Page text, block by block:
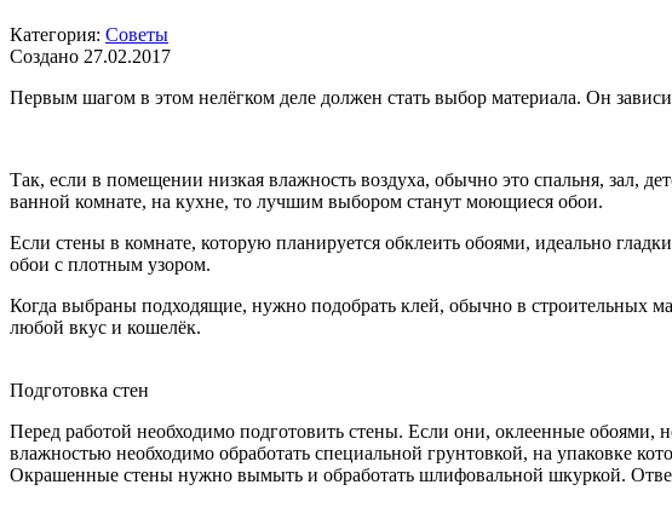
Категория: Советы
Создано 27.02.2017
Первым шагом в этом нелёгком деле должен стать выбор материала. Он
Так, если в помещении низкая влажность воздуха, обычно это спальня, зал,
ванной комнате, на кухне, то лучшим выбором станут моющиеся обои.
Если стены в комнате, которую планируется обклеить обоями, идеально
обои с плотным узором.
Когда выбраны подходящие, нужно подобрать клей, обычно в строительных
любой вкус и кошелёк.
Подготовка стен
Перед работой необходимо подготовить стены. Если они, оклеенные обоями,
влажностью необходимо обработать специальной грунтовкой, на упаковке
Окрашенные стены нужно вымыть и обработать шлифовальной шкуркой.